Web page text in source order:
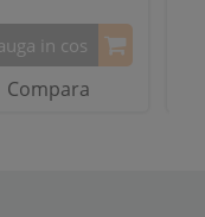
in cos
Compara